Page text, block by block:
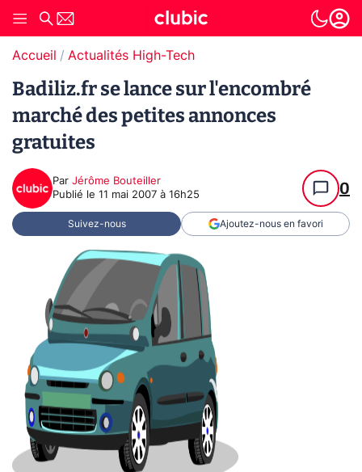
Accueil Actualités High-Tech
Badiliz.fr se lance sur l'encombré
marché des petites annonces
gratuites
Par Jérôme Bouteiller
Publié le 11 mai 2007 à 16h25 0
Suivez-nous Ajoutez-nous en favori